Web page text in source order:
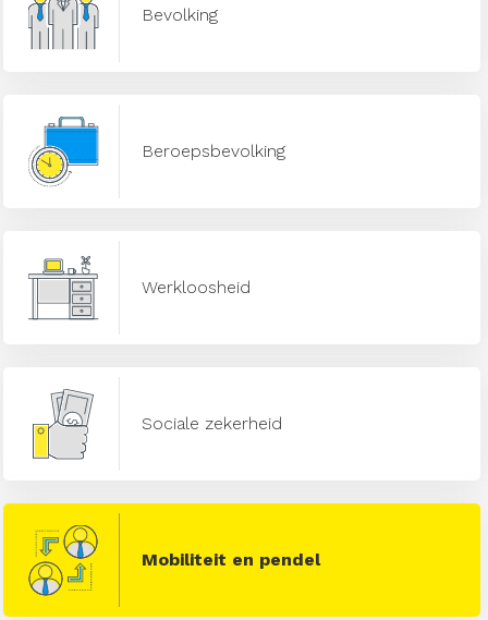
Bevolking
Beroepsbevolking
Werkloosheid
Sociale zekerheid
Mobiliteit en pendel